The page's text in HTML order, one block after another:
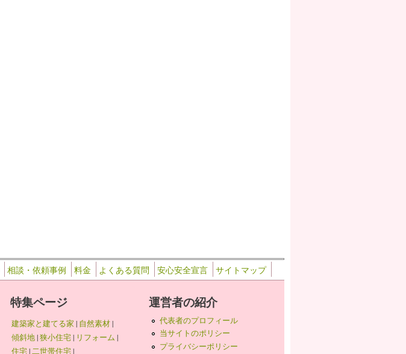
相談・依頼事例 料金 よくある質問 安心安全宣言 サイトマップ
特集ページ
建築家と建てる家 | 自然素材|
傾斜地|狭小住宅| リフォーム |
住宅|二世帯住宅|
運営者の紹介
代表者のプロフィール
当サイトのポリシー
プライバシーポリシー